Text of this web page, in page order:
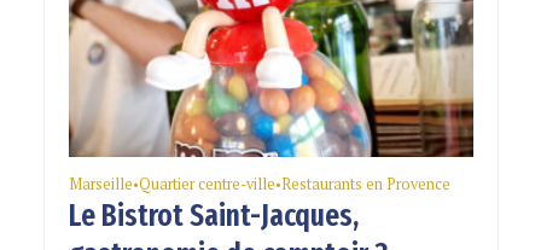
Marseille•Quartier centre-ville•Restaurants en Provence
Le Bistrot Saint-Jacques,